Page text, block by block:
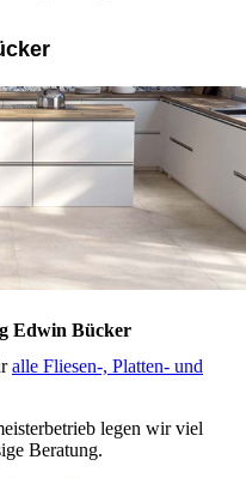
Edwin Bücker
alle Fliesen-, Platten- und
legen wir viel
Beratung.